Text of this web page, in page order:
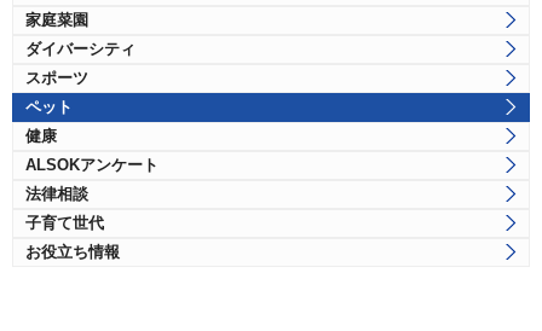
家庭菜園
ダイバーシティ
スポーツ
ペット
健康
ALSOKアンケート
法律相談
子育て世代
お役立ち情報